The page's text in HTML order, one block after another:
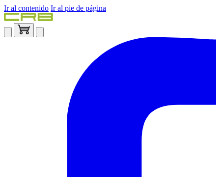
Ir al contenido Ir al pie de página